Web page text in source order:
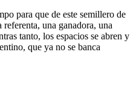
para que de este semillero de
una ganadora, una
tanto, los espacios se abren y
que ya no se banca